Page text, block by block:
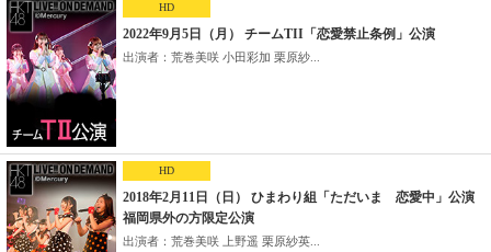
HD
2022年9月5日（月） チームTII「恋愛禁止条例」公演
出演者：荒巻美咲 小田彩加 栗原紗...
HD
2018年2月11日（日） ひまわり組「ただいま 恋愛中」公演
福岡県外の方限定公演
出演者：荒巻美咲 上野遥 栗原紗英...